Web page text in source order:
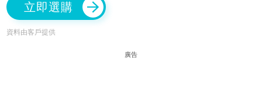
立即選購
資料由客戶提供
廣告